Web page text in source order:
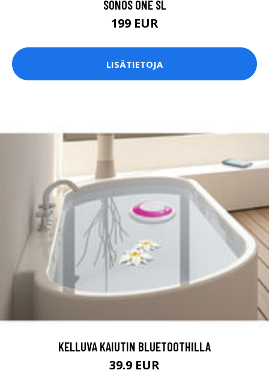
SONOS ONE SL
199 EUR
LISÄTIETOJA
KELLUVA KAIUTIN BLUETOOTHILLA
39.9 EUR